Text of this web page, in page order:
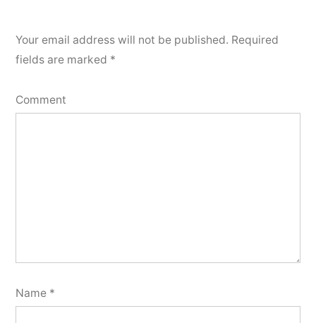
Your email address will not be published. Required
fields are marked *
Comment
Name *